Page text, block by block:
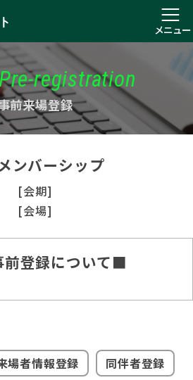
メニュー
registration
前来場登録
ンバーシップ
[会期]
[会場]
登録について■
場者情報登録
同伴者登録